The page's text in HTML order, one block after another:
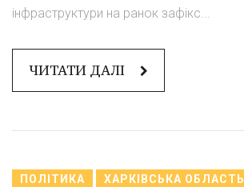
інфраструктури на ранок зафікс...
ЧИТАТИ ДАЛІ
ПОЛІТИКА ХАРКІВСЬКА ОБЛАСТЬ